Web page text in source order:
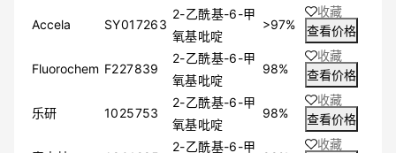
Accela SY017263
2-乙酰基-6-甲
氧基吡啶
>97%
收藏
查看价格
Fluorochem F227839
2-乙酰基-6-甲
氧基吡啶
98%
收藏
查看价格
乐研 1025753
2-乙酰基-6-甲
氧基吡啶
98%
收藏
查看价格
2-乙酰基-6-甲
收藏